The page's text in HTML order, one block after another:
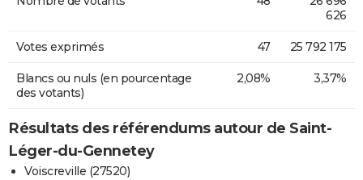
626
Votes exprimés 47 25 792 175
Blancs ou nuls (en pourcentage
des votants)
2,08% 3,37%
Résultats des référendums autour de Saint-
Léger-du-Gennetey
Voiscreville (27520)